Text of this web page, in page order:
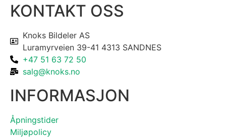
KONTAKT OSS
Knoks Bildeler AS
Luramyrveien 39-41 4313 SANDNES
+47 51 63 72 50
salg@knoks.no
INFORMASJON
Åpningstider
Miljøpolicy